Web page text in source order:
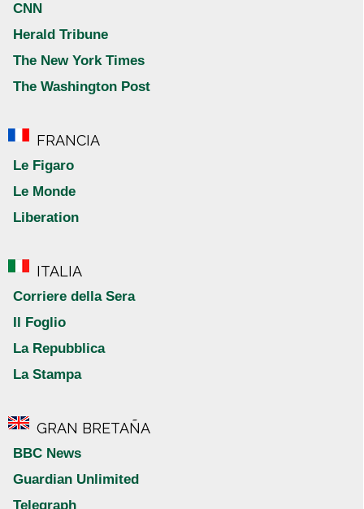
CNN
Herald Tribune
The New York Times
The Washington Post
FRANCIA
Le Figaro
Le Monde
Liberation
ITALIA
Corriere della Sera
Il Foglio
La Repubblica
La Stampa
GRAN BRETAÑA
BBC News
Guardian Unlimited
Telegraph